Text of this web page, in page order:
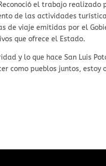
el trabajo realizado
de las actividades
de viaje emitidas por el
que ofrece el Estado.
y lo que hace San Luis
como pueblos juntos,